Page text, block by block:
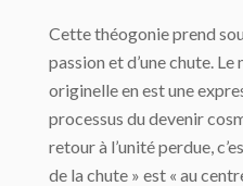
Cette théogonie prend
passion et d’une chute.
originelle en est une
processus du devenir
retour à l’unité perdue,
de la chute » est « au